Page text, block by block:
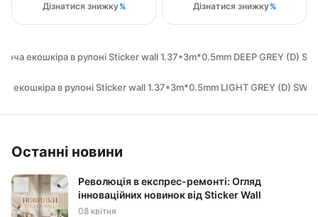
Дізнатися знижку Дізнатися знижку
екошкіра в рулоні Sticker wall 1.37*3m*0.5mm DEEP GREY (D)
екошкіра в рулоні Sticker wall 1.37*3m*0.5mm LIGHT GREY (D)
Останні новини
Революція в експрес-ремонті: Огляд
інноваційних новинок від Sticker Wall
08 квітня